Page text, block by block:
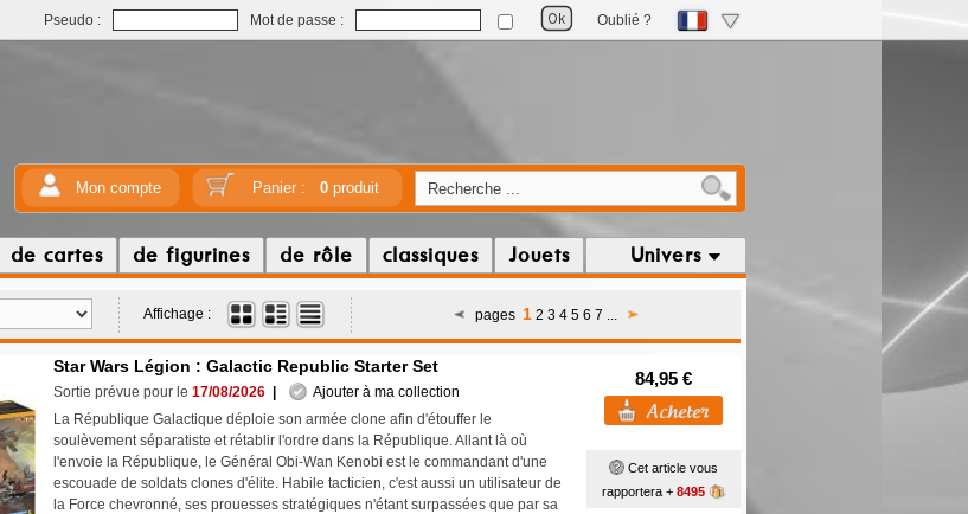
Pseudo : Mot de passe : Oublié ?
Mon compte Panier : 0produit
de cartes de figurines de rôle classiques Jouets Univers
Affichage : pages 1 2 3 4 5 6 7 ...
Star Wars Légion : Galactic Republic Starter Set
Sortie prévue pour le 17/08/2026
Ajouter à ma collection
La République Galactique déploie son armée clone afin d'étouffer le
soulèvement séparatiste et rétablir l'ordre dans la République. Allant là où
l'envoie la République, le Général Obi-Wan Kenobi est le commandant d'une
escouade de soldats clones d'élite. Habile tacticien, c'est aussi un utilisateur de
la Force chevronné, ses prouesses stratégiques n'étant surpassées que par sa
84,95 €
Cet article vous
rapportera + 8495